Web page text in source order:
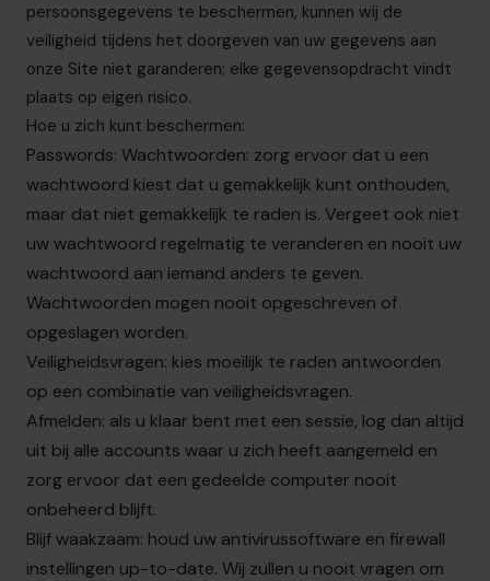
persoonsgegevens te beschermen, kunnen wij de
veiligheid tijdens het doorgeven van uw gegevens aan
onze Site niet garanderen; elke gegevensopdracht vindt
plaats op eigen risico.
Hoe u zich kunt beschermen:
Passwords: Wachtwoorden: zorg ervoor dat u een
wachtwoord kiest dat u gemakkelijk kunt onthouden,
maar dat niet gemakkelijk te raden is. Vergeet ook niet
uw wachtwoord regelmatig te veranderen en nooit uw
wachtwoord aan iemand anders te geven.
Wachtwoorden mogen nooit opgeschreven of
opgeslagen worden.
Veiligheidsvragen: kies moeilijk te raden antwoorden
op een combinatie van veiligheidsvragen.
Afmelden: als u klaar bent met een sessie, log dan altijd
uit bij alle accounts waar u zich heeft aangemeld en
zorg ervoor dat een gedeelde computer nooit
onbeheerd blijft.
Blijf waakzaam: houd uw antivirussoftware en firewall
instellingen up-to-date. Wij zullen u nooit vragen om